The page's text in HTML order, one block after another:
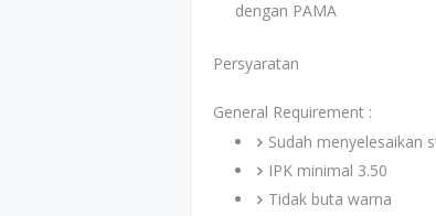
dengan PAMA
Persyaratan
General Requirement :
Sudah menyelesaikan
IPK minimal 3.50
Tidak buta warna